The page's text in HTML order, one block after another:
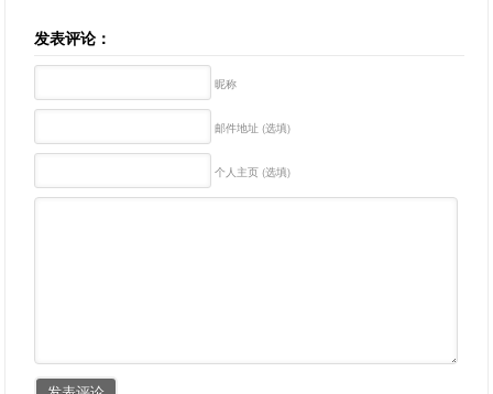
发表评论：
昵称
邮件地址 (选填)
个人主页 (选填)